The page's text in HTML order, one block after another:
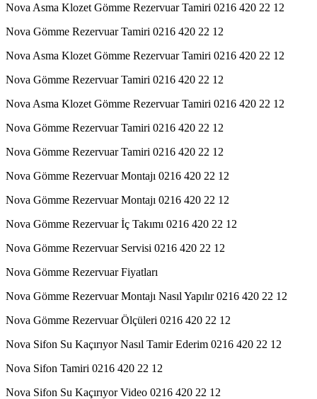
Nova Asma Klozet Gömme Rezervuar Tamiri 0216 420 22 12
Nova Gömme Rezervuar Tamiri 0216 420 22 12
Nova Asma Klozet Gömme Rezervuar Tamiri 0216 420 22 12
Nova Gömme Rezervuar Tamiri 0216 420 22 12
Nova Asma Klozet Gömme Rezervuar Tamiri 0216 420 22 12
Nova Gömme Rezervuar Tamiri 0216 420 22 12
Nova Gömme Rezervuar Tamiri 0216 420 22 12
Nova Gömme Rezervuar Montajı 0216 420 22 12
Nova Gömme Rezervuar Montajı 0216 420 22 12
Nova Gömme Rezervuar İç Takımı 0216 420 22 12
Nova Gömme Rezervuar Servisi 0216 420 22 12
Nova Gömme Rezervuar Fiyatları
Nova Gömme Rezervuar Montajı Nasıl Yapılır 0216 420 22 12
Nova Gömme Rezervuar Ölçüleri 0216 420 22 12
Nova Sifon Su Kaçırıyor Nasıl Tamir Ederim 0216 420 22 12
Nova Sifon Tamiri 0216 420 22 12
Nova Sifon Su Kaçırıyor Video 0216 420 22 12